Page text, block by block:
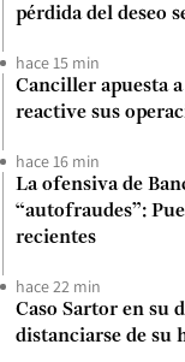
pérdida del deseo
hace 15 min
Canciller apuesta
reactive sus
hace 16 min
La ofensiva de
“autofraudes”:
recientes
hace 22 min
Caso Sartor en su
distanciarse de su